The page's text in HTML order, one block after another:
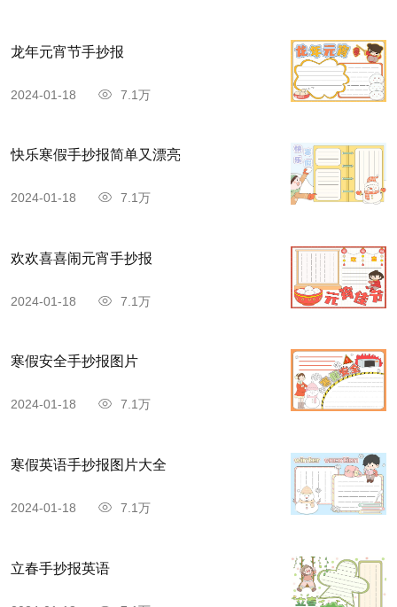
龙年元宵节手抄报
2024-01-18 7.1万
快乐寒假手抄报简单又漂亮
2024-01-18 7.1万
欢欢喜喜闹元宵手抄报
2024-01-18 7.1万
寒假安全手抄报图片
2024-01-18 7.1万
寒假英语手抄报图片大全
2024-01-18 7.1万
立春手抄报英语